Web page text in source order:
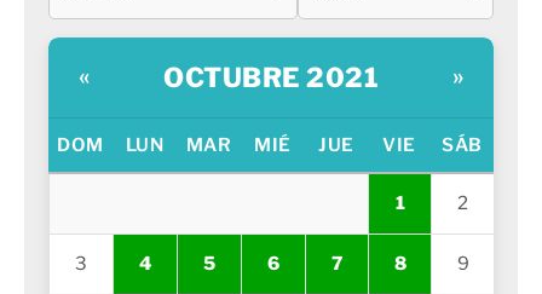
« OCTUBRE 2021 »
DOM LUN MAR MIÉ JUE VIE SÁB
1 2
3 4 5 6 7 8 9